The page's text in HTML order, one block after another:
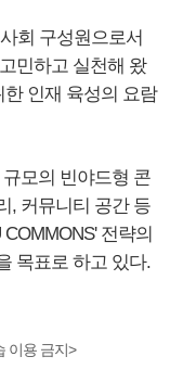
회 구성원으로서
민하고 실천해 왔
인재 육성의 요람
모의 빈야드형 콘
, 커뮤니티 공간 등
전략의
목표로 하고 있다.
이용 금지>